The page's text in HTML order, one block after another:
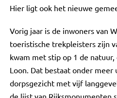
Hier ligt ook het nieuwe
Vorig jaar is de inwoners van
toeristische trekpleisters zijn
kwam met stip op 1 de
Loon. Dat bestaat onder meer
dorpsgezicht met vijf
de lijst van Rijksmonumenten